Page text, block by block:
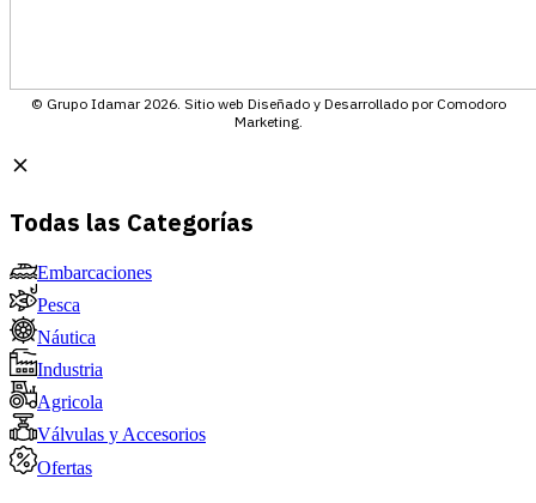
© Grupo Idamar 2026. Sitio web Diseñado y Desarrollado por Comodoro
Marketing.
Todas las Categorías
Embarcaciones
Pesca
Náutica
Industria
Agricola
Válvulas y Accesorios
Ofertas